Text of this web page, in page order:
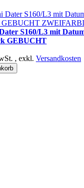
S160/L3 mit
GEBUCHT
, exkl. Versandkosten